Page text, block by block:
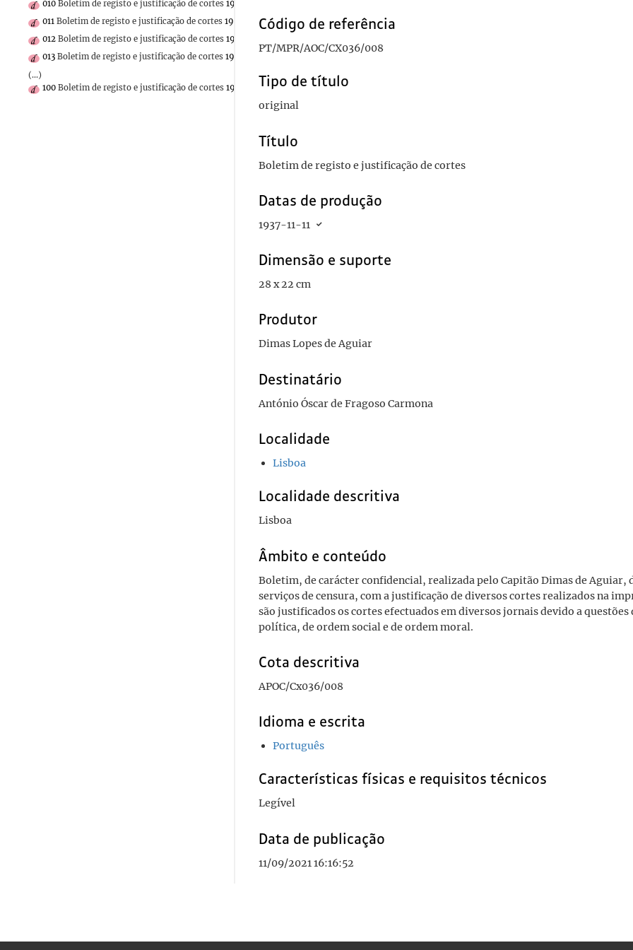
010 Boletim de registo e justificação de cortes 1937-11-09
011 Boletim de registo e justificação de cortes 1937-11-08
012 Boletim de registo e justificação de cortes 1937-11-06
013 Boletim de registo e justificação de cortes 1937-11-05
(...)
100 Boletim de registo e justificação de cortes 1936-04-15
Código de referência
PT/MPR/AOC/CX036/008
Tipo de título
original
Título
Boletim de registo e justificação de cortes
Datas de produção
1937-11-11
Dimensão e suporte
28 x 22 cm
Produtor
Dimas Lopes de Aguiar
Destinatário
António Óscar de Fragoso Carmona
Localidade
Lisboa
Localidade descritiva
Lisboa
Âmbito e conteúdo
Boletim, de carácter confidencial, realizada pelo Capitão Dimas de Aguiar,
serviços de censura, com a justificação de diversos cortes realizados na
são justificados os cortes efectuados em diversos jornais devido a questões
política, de ordem social e de ordem moral.
Cota descritiva
APOC/Cx036/008
Idioma e escrita
Português
Características físicas e requisitos técnicos
Legível
Data de publicação
11/09/2021 16:16:52